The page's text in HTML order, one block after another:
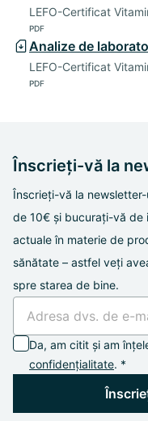
LEFO-Certificat
PDF
Analize de
LEFO-Certificat
PDF
Înscrieți-vă la
Înscrieți-vă la
de 10€ și bucurați-vă de
actuale în materie de
sănătate – astfel veți
spre starea de bine.
Da, am citit și am
confidențialitate. *